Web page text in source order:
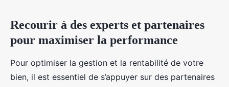
Recourir à des experts et partenaires
pour maximiser la performance
Pour optimiser la gestion et la rentabilité de votre
bien, il est essentiel de s’appuyer sur des partenaires